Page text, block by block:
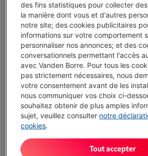
Comparer
APPLE MACBOOK AIR M5
GO | 512 GO | ARGENT
(1)
Écran: 13.6 pouces, 2560 x
Retina IPS
Processeur: Apple M5-CPU
Stockage: 512 Go SSD
Disponible-Voir le stock
J'achète
des fins statistiques pour collecter
la manière dont vous et d'autres
notre site; des cookies publicitaires
informations sur votre comportement
personnaliser nos annonces; et des
conversationnels permettant l'accès
avec Vanden Borre. Pour tous les
pas strictement nécessaires, nous
votre consentement avant de les
nous communiquer vos choix ci-
souhaitez obtenir de plus amples
sujet, veuillez consulter notre
cookies.
Tout accepter